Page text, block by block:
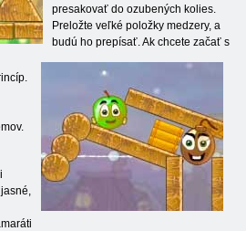
presakovať do ozubených kolies.
Preložte veľké položky medzery, a
budú ho prepísať. Ak chcete začať s